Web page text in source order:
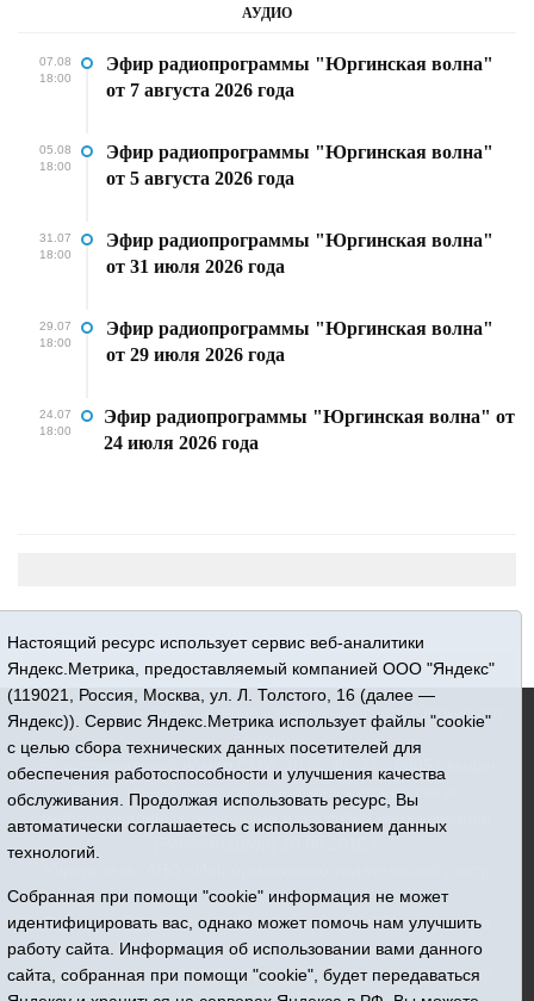
АУДИО
07.08
18:00
Эфир радиопрограммы "Юргинская волна"
от 7 августа 2026 года
05.08
18:00
Эфир радиопрограммы "Юргинская волна"
от 5 августа 2026 года
31.07
18:00
Эфир радиопрограммы "Юргинская волна"
от 31 июля 2026 года
29.07
18:00
Эфир радиопрограммы "Юргинская волна"
от 29 июля 2026 года
24.07
18:00
Эфир радиопрограммы "Юргинская волна" от
24 июля 2026 года
16+ © 2015-2026 Сетевое издание «Новости Юргинского
Регистрационный номер СМИ ЭЛ № ФС 77 - 66052 выдан
Федеральной службой по надзору в сфере связи,
«Призыв»
Все права защищены © При использовании материалов
ссылка обязательна
Адрес редакции: 627250, Тюменская область, Юргинский
Настоящий ресурс использует сервис веб-аналитики
Яндекс.Метрика, предоставляемый компанией ООО "Яндекс"
(119021, Россия, Москва, ул. Л. Толстого, 16 (далее —
Яндекс)). Сервис Яндекс.Метрика использует файлы "cookie"
с целью сбора технических данных посетителей для
обеспечения работоспособности и улучшения качества
обслуживания. Продолжая использовать ресурс, Вы
автоматически соглашаетесь с использованием данных
технологий.
Собранная при помощи "cookie" информация не может
идентифицировать вас, однако может помочь нам улучшить
работу сайта. Информация об использовании вами данного
сайта, собранная при помощи "cookie", будет передаваться